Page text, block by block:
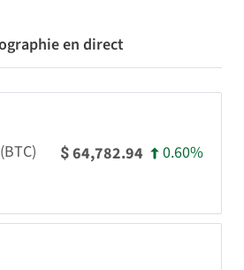
en direct
$64,782.94 0.60%